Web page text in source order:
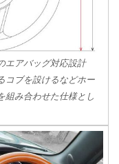
エアバッグ対応設計
コブを設けるなどホー
組み合わせた仕様とし